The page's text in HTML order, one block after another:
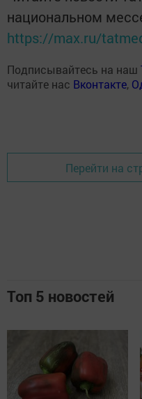
национальном
https://max.ru/
Подписывайтесь на наш
читайте нас Вконтакте,
Перейти на
Топ 5 новостей